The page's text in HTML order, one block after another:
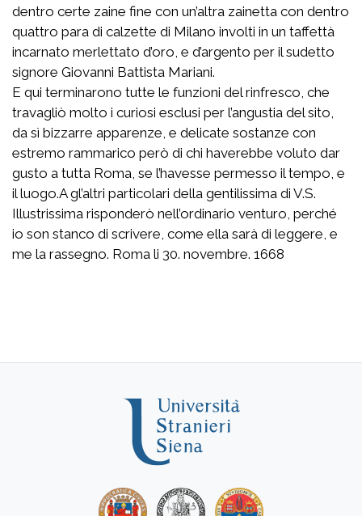
dentro certe zaine fine con un’altra zainetta con dentro
quattro para di calzette di Milano involti in un taffettà
incarnato merlettato d’oro, e d’argento per il sudetto
signore Giovanni Battista Mariani.
E qui terminarono tutte le funzioni del rinfresco, che
travagliò molto i curiosi esclusi per l’angustia del sito,
da sì bizzarre apparenze, e delicate sostanze con
estremo rammarico però di chi haverebbe voluto dar
gusto a tutta Roma, se l’havesse permesso il tempo, e
il luogo.A gl’altri particolari della gentilissima di V.S.
Illustrissima risponderò nell’ordinario venturo, perché
io son stanco di scrivere, come ella sarà di leggere, e
me la rassegno. Roma li 30. novembre. 1668